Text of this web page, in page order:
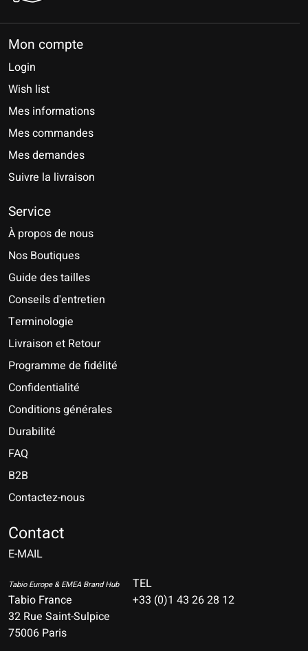
Mon compte
Login
Wish list
Mes informations
Mes commandes
Mes demandes
Suivre la livraison
Service
À propos de nous
Nos Boutiques
Guide des tailles
Conseils d'entretien
Terminologie
Livraison et Retour
Programme de fidélité
Confidentialité
Conditions générales
Durabilité
FAQ
B2B
Contactez-nous
Contact
E-MAIL
Tabio Europe & EMEA Brand Hub
Tabio France
32 Rue Saint-Sulpice
75006 Paris
TEL
+33 (0)1 43 26 28 12